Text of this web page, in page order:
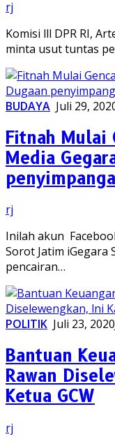
rj
Komisi lll DPR RI,
minta usut tuntas
BUDAYA Juli 29,
Fitnah Mulai
Media
rj
Inilah akun
Sorot Jatim iGegara
pencairan…
POLITIK Juli 23, 2020
Bantuan
Rawan
Ketua GCW
rj